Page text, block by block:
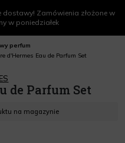
Zamówienia złożone w
w poniedziałek
perfum
d'Hermes Eau de Parfum Set
de Parfum Set
na magazynie